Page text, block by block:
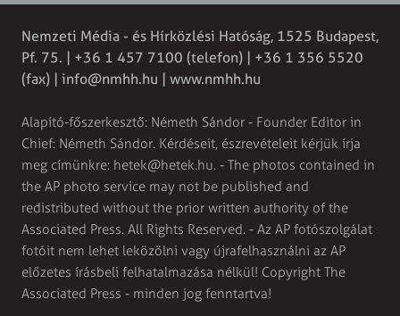
Nemzeti Média - és Hírközlési Hatóság, 1525 Budapest,
Pf. 75. | +36 1 457 7100 (telefon) | +36 1 356 5520
(fax) | info@nmhh.hu | www.nmhh.hu
Alapító-főszerkesztő: Németh Sándor - Founder Editor in
Chief: Németh Sándor. Kérdéseit, észrevételeit kérjük írja
meg címünkre: hetek@hetek.hu. - The photos contained in
the AP photo service may not be published and
redistributed without the prior written authority of the
Associated Press. All Rights Reserved. - Az AP fotószolgálat
fotóit nem lehet leközölni vagy újrafelhasználni az AP
előzetes írásbeli felhatalmazása nélkül! Copyright The
Associated Press - minden jog fenntartva!